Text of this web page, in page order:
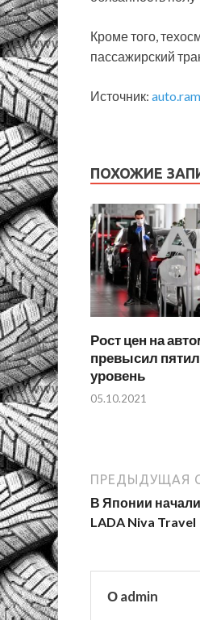
Кроме того,
пассажирский
Источник:
ПОХОЖИЕ
Рост цен на
превысил
уровень
05.10.2021
ПРЕДЫДУЩАЯ
В Японии
LADA Niva Travel
О admin